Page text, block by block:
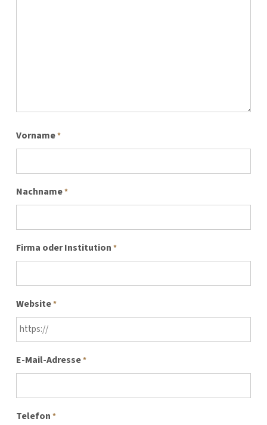
Vorname*
Nachname*
Firma oder Institution *
Website*
E-Mail-Adresse*
Telefon *